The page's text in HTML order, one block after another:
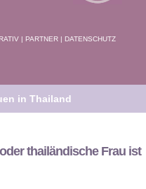
| PARTNER | DATENSCHUTZ
in Thailand
thailändische Frau ist